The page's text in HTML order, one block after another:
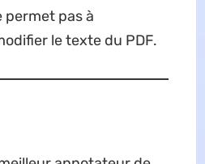
permet pas à
le texte du PDF.